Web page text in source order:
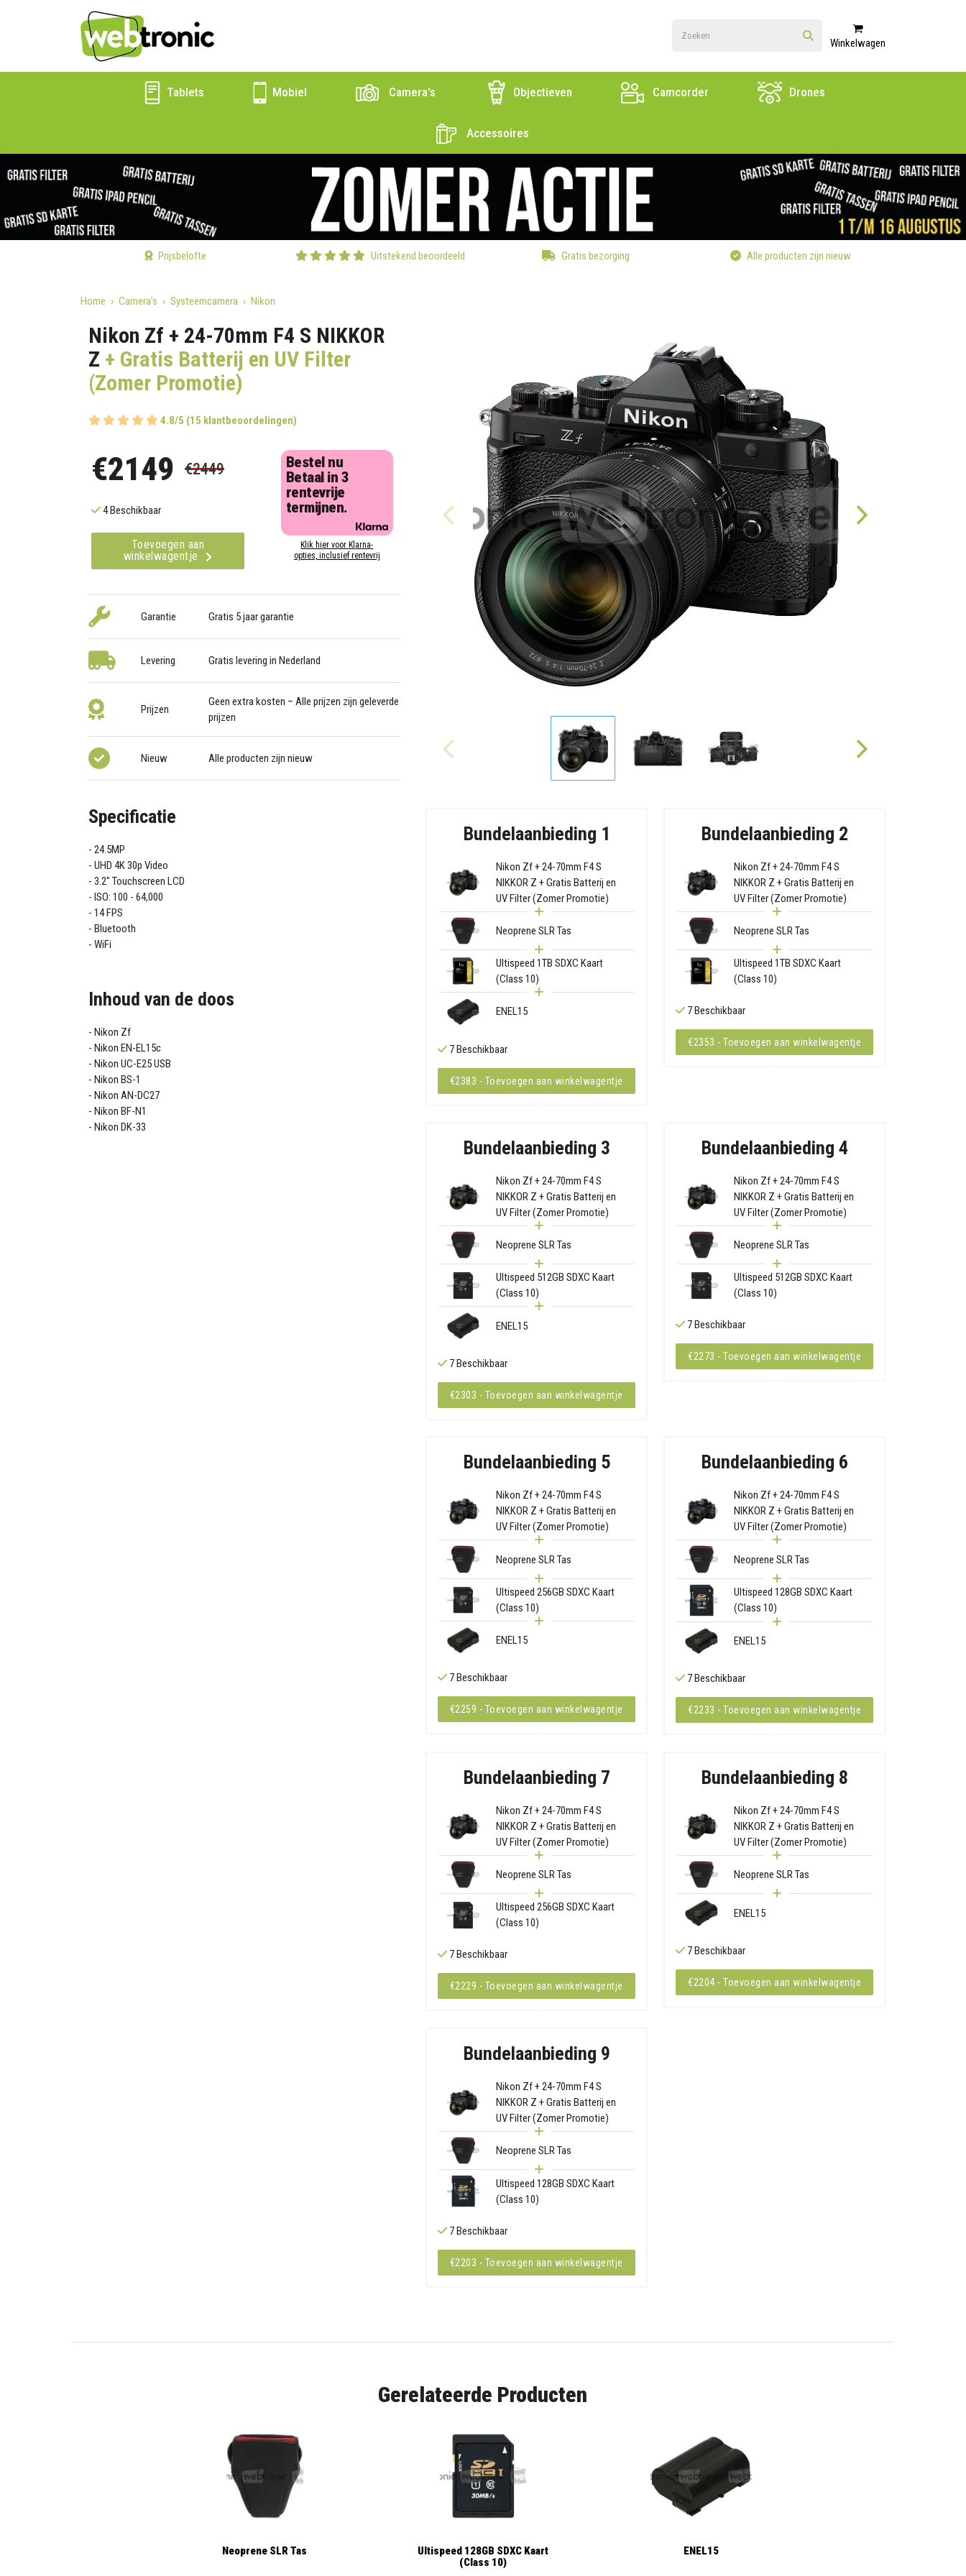
Winkelwagen
Tablets Mobiel Camera's Objectieven Camcorder Drones
Accessoires
Prijsbelofte Uitstekend beoordeeld Gratis bezorging Alle producten zijn nieuw
Home Camera's Systeemcamera Nikon
Nikon Zf + 24-70mm F4 S NIKKOR
Z + Gratis Batterij en UV Filter
(Zomer Promotie)
4.8/5 (15 klantbeoordelingen)
€2149 €2449
4 Beschikbaar
Toevoegen aan
winkelwagentje
Bestel nu
Betaal in 3
rentevrije
termijnen.
Klik hier voor Klarna-
opties, inclusief rentevrij
Garantie Gratis 5 jaar garantie
Levering Gratis levering in Nederland
Prijzen
Geen extra kosten – Alle prijzen zijn geleverde
prijzen
Nieuw Alle producten zijn nieuw
Bundelaanbieding 1
Nikon Zf + 24-70mm F4 S
NIKKOR Z + Gratis Batterij en
UV Filter (Zomer Promotie)
Neoprene SLR Tas
Ultispeed 1TB SDXC Kaart
(Class 10)
ENEL15
7 Beschikbaar
€2383 - Toevoegen aan winkelwagentje
Bundelaanbieding 2
Nikon Zf + 24-70mm F4 S
NIKKOR Z + Gratis Batterij en
UV Filter (Zomer Promotie)
Neoprene SLR Tas
Ultispeed 1TB SDXC Kaart
(Class 10)
7 Beschikbaar
€2353 - Toevoegen aan winkelwagentje
Bundelaanbieding 3
Nikon Zf + 24-70mm F4 S
NIKKOR Z + Gratis Batterij en
UV Filter (Zomer Promotie)
Neoprene SLR Tas
Ultispeed 512GB SDXC Kaart
(Class 10)
ENEL15
7 Beschikbaar
€2303 - Toevoegen aan winkelwagentje
Bundelaanbieding 4
Nikon Zf + 24-70mm F4 S
NIKKOR Z + Gratis Batterij en
UV Filter (Zomer Promotie)
Neoprene SLR Tas
Ultispeed 512GB SDXC Kaart
(Class 10)
7 Beschikbaar
€2273 - Toevoegen aan winkelwagentje
Bundelaanbieding 5
Nikon Zf + 24-70mm F4 S
NIKKOR Z + Gratis Batterij en
UV Filter (Zomer Promotie)
Neoprene SLR Tas
Ultispeed 256GB SDXC Kaart
(Class 10)
ENEL15
7 Beschikbaar
€2259 - Toevoegen aan winkelwagentje
Bundelaanbieding 6
Nikon Zf + 24-70mm F4 S
NIKKOR Z + Gratis Batterij en
UV Filter (Zomer Promotie)
Neoprene SLR Tas
Ultispeed 128GB SDXC Kaart
(Class 10)
ENEL15
7 Beschikbaar
€2233 - Toevoegen aan winkelwagentje
Bundelaanbieding 7
Nikon Zf + 24-70mm F4 S
NIKKOR Z + Gratis Batterij en
UV Filter (Zomer Promotie)
Neoprene SLR Tas
Ultispeed 256GB SDXC Kaart
(Class 10)
7 Beschikbaar
€2229 - Toevoegen aan winkelwagentje
Bundelaanbieding 8
Nikon Zf + 24-70mm F4 S
NIKKOR Z + Gratis Batterij en
UV Filter (Zomer Promotie)
Neoprene SLR Tas
ENEL15
7 Beschikbaar
€2204 - Toevoegen aan winkelwagentje
Bundelaanbieding 9
Nikon Zf + 24-70mm F4 S
NIKKOR Z + Gratis Batterij en
UV Filter (Zomer Promotie)
Neoprene SLR Tas
Ultispeed 128GB SDXC Kaart
(Class 10)
7 Beschikbaar
€2203 - Toevoegen aan winkelwagentje
Specificatie
24.5MP
UHD 4K 30p Video
3.2" Touchscreen LCD
ISO: 100 - 64,000
14 FPS
Bluetooth
WiFi
Inhoud van de doos
Nikon Zf
Nikon EN-EL15c
Nikon UC-E25 USB
Nikon BS-1
Nikon AN-DC27
Nikon BF-N1
Nikon DK-33
Gerelateerde Producten
Neoprene SLR Tas
Ultispeed 128GB SDXC Kaart
(Class 10)
ENEL15